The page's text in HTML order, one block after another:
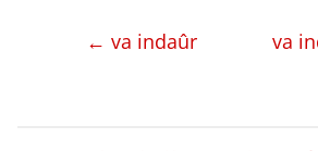
← va indaûr va